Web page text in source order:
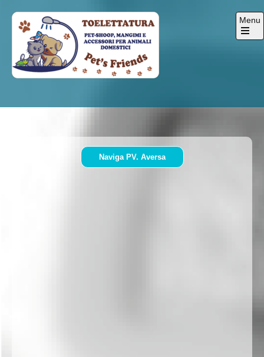
content
Menu
Open
Naviga PV. Aversa